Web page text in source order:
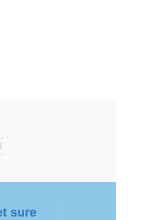
sure